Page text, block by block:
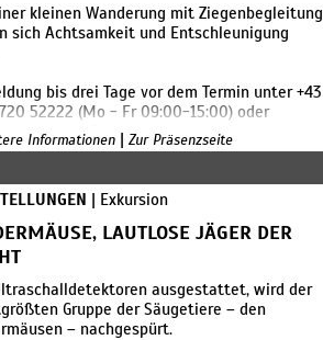
kleinen Wanderung mit Ziegenbegleitung
sich Achtsamkeit und Entschleunigung
bis drei Tage vor dem Termin unter +43
52222 (Mo - Fr 09:00-15:00) oder
Informationen | Zur Präsenzseite
| Exkursion
LAUTLOSE JÄGER DER
ausgestattet, wird der
Gruppe der Säugetiere – den
– nachgespürt.